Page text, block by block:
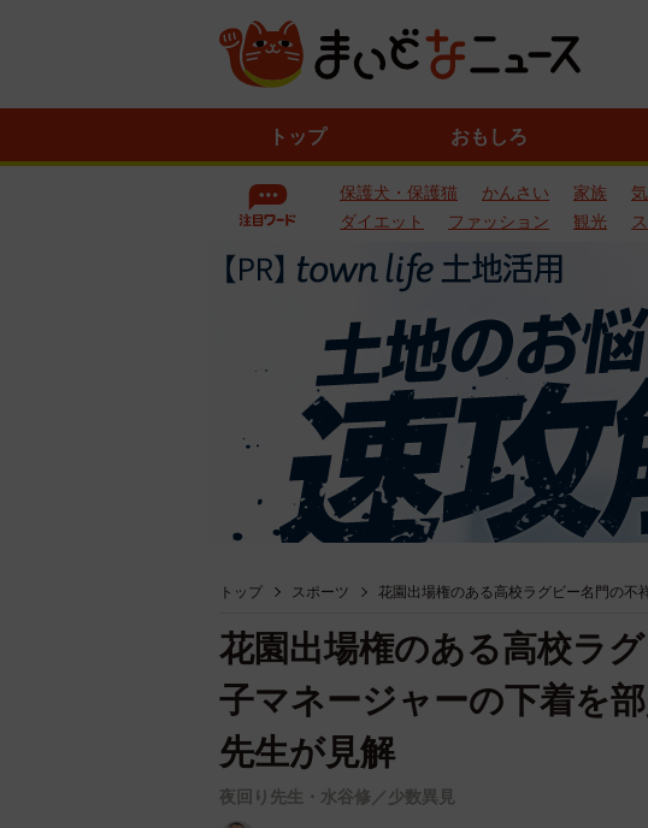
トップ おもしろ
保護犬・保護猫 かんさい 家族
ダイエット
ファッション 観光
トップ スポーツ 花園出場権のある高校ラグビー名門の
花園出場権のある高校ラ
子マネージャーの下着を
先生が見解
夜回り先生・水谷修／少数異見